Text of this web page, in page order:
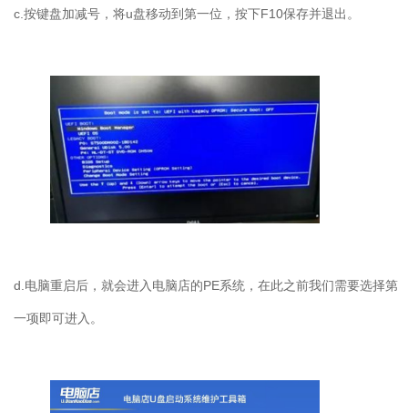
c. 按键盘加减号，将u盘移动到第一位，按下F10保存并退出。
d.电脑重启后，就会进入电脑店的PE系统，在此之前我们需要选择第
一项即可进入。